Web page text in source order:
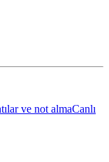
ve not almaCanlı